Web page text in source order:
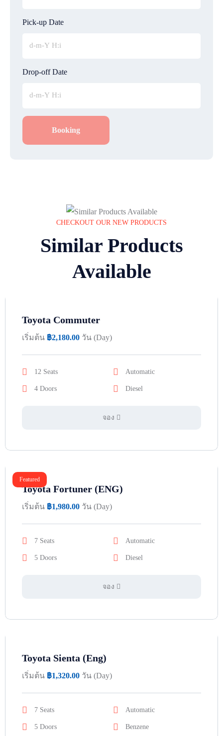
Pick-up Date
Drop-off Date
Booking
CHECKOUT OUR NEW PRODUCTS
Similar Products
Available
Toyota Commuter
เริ่มต้น ฿2,180.00 วัน (Day)
12 Seats Automatic
4 Doors Diesel
จอง
Featured
Toyota Fortuner (ENG)
เริ่มต้น ฿1,980.00 วัน (Day)
7 Seats Automatic
5 Doors Diesel
จอง
Toyota Sienta (Eng)
เริ่มต้น ฿1,320.00 วัน (Day)
7 Seats Automatic
5 Doors Benzene